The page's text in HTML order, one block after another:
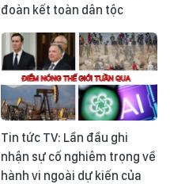
đoàn kết toàn dân tộc
Tin tức TV: Lần đầu ghi
nhận sự cố nghiêm trọng về
hành vi ngoài dự kiến của